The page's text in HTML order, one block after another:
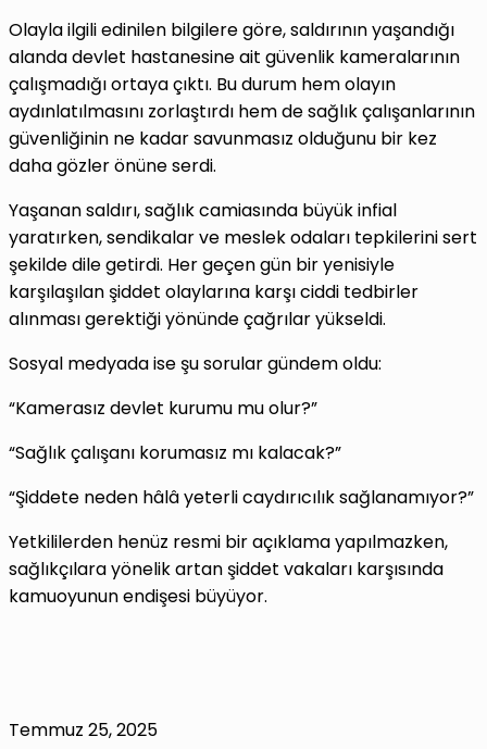
Olayla ilgili edinilen bilgilere göre, saldırının yaşandığı
alanda devlet hastanesine ait güvenlik kameralarının
çalışmadığı ortaya çıktı. Bu durum hem olayın
aydınlatılmasını zorlaştırdı hem de sağlık çalışanlarının
güvenliğinin ne kadar savunmasız olduğunu bir kez
daha gözler önüne serdi.
Yaşanan saldırı, sağlık camiasında büyük infial
yaratırken, sendikalar ve meslek odaları tepkilerini sert
şekilde dile getirdi. Her geçen gün bir yenisiyle
karşılaşılan şiddet olaylarına karşı ciddi tedbirler
alınması gerektiği yönünde çağrılar yükseldi.
Sosyal medyada ise şu sorular gündem oldu:
“Kamerasız devlet kurumu mu olur?”
“Sağlık çalışanı korumasız mı kalacak?”
“Şiddete neden hâlâ yeterli caydırıcılık sağlanamıyor?”
Yetkililerden henüz resmi bir açıklama yapılmazken,
sağlıkçılara yönelik artan şiddet vakaları karşısında
kamuoyunun endişesi büyüyor.
Temmuz 25, 2025